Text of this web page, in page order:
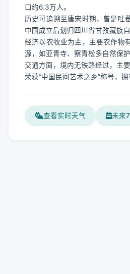
口约6.3万人。
历史可追溯至唐宋时期，曾是吐
中国成立后划归四川省甘孜藏族自
经济以农牧业为主，主要农作物
源，如亚青寺、察青松多自然保
交通方面，境内无铁路经过，主
荣获“中国民间艺术之乡”称号，
查看实时天气 未来